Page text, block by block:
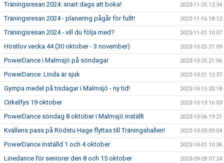
Träningsresan 2024: snart dags att boka! 2023-11-25 12:34
Träningsresan 2024 - planering pågår för fullt! 2023-11-16 18:12
Träningsresan 2024 - vill du följa med? 2023-11-01 10:07
Höstlov vecka 44 (30 oktober - 3 november) 2023-10-25 21:09
PowerDance i Malmsjö på söndagar 2023-10-25 21:06
PowerDance: Linda är sjuk 2023-10-21 12:37
Gympa medel på tisdagar i Malmsjö - ny tid! 2023-10-15 20:18
Cirkelfys 19 oktober 2023-10-13 16:03
PowerDance söndag 8 oktober i Malmsjö inställt 2023-10-06 19:21
Kvällens pass på Rödstu Hage flyttas till Träningshallen! 2023-10-03 09:04
PowerDance inställd 1 och 4 oktober 2023-10-01 10:36
Linedance för seniorer den 8 och 15 oktober 2023-09-28 07:24